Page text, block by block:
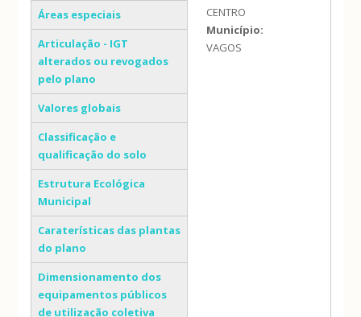
Áreas especiais
Articulação - IGT
alterados ou revogados
pelo plano
Valores globais
Classificação e
qualificação do solo
Estrutura Ecológica
Municipal
Caraterísticas das plantas
do plano
Dimensionamento dos
equipamentos públicos
de utilização coletiva
CENTRO
Município:
VAGOS